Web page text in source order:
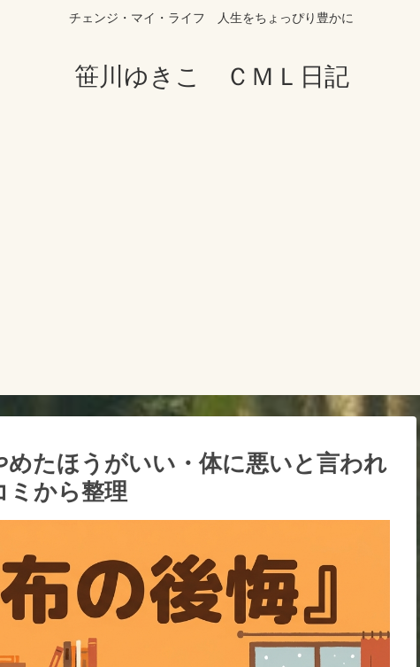
チェンジ・マイ・ライフ 人生をちょっぴり豊かに
笹川ゆきこ ＣＭＬ日記
たほうがいい・体に悪いと言われ
ミから整理